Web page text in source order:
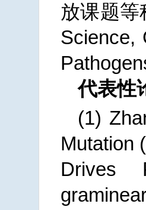
放课题
Science,
代表性
(1)
Mutation
Drives